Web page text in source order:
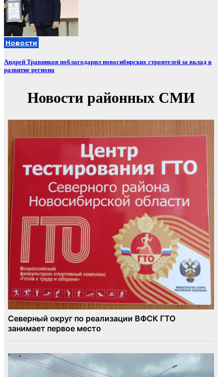
Новости
Андрей Травников поблагодарил новосибирских строителей за вклад в
развитие региона